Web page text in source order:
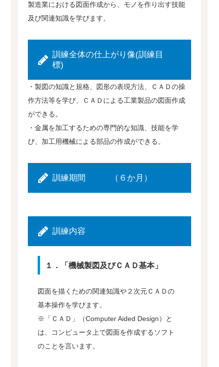
製造業における図面作成から、モノを作り出す技能
及び関連知識を学びます。
訓練全体の仕上がり像(訓練目
標)
・製図の知識と規格、図形の表現方法、ＣＡＤの操
作方法等を学び、ＣＡＤによる工業製品の図面作成
ができる。
・金属を加工するための専門的な知識、技能を学
び、加工用機械による部品の作成ができる。
訓練期間 （６か月）
訓練内容
１．「機械製図及びＣＡＤ基本」
図面を描くための関連知識や２次元ＣＡＤの
基本操作を学びます。
※「ＣＡＤ」（Computer Aided Design）と
は、コンピュータ上で図面を作成するソフト
のことを言います。